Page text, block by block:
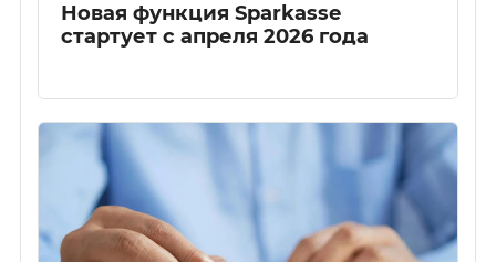
Новая функция Sparkasse
стартует с апреля 2026 года